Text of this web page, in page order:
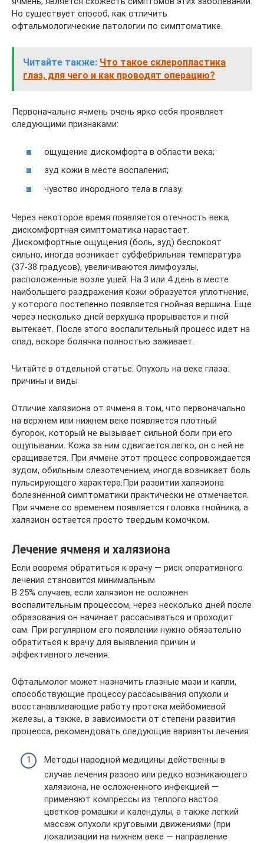
Но существует способ, как отличить
офтальмологические патологии по симптоматике.
Читайте также: Что такое склеропластика
глаз, для чего и как проводят операцию?
Первоначально ячмень очень ярко себя проявляет
следующими признаками:
ощущение дискомфорта в области века;
зуд кожи в месте воспаления;
чувство инородного тела в глазу.
Через некоторое время появляется отечность века,
дискомфортная симптоматика нарастает.
Дискомфортные ощущения (боль, зуд) беспокоят
сильно, иногда возникает субфебрильная температура
(37-38 градусов), увеличиваются лимфоузлы,
расположенные возле ушей. На 3 или 4 день в месте
наибольшего раздражения кожи образуется уплотнение,
у которого постепенно появляется гнойная вершина. Еще
через несколько дней верхушка прорывается и гной
вытекает. После этого воспалительный процесс идет на
спад, вскоре болячка полностью заживает.
Читайте в отдельной статье: Опухоль на веке глаза:
причины и виды
Отличие халязиона от ячменя в том, что первоначально
на верхнем или нижнем веке появляется плотный
бугорок, который не вызывает сильной боли при его
ощупывании. Кожа за ним сдвигается легко, он с ней не
сращивается. При ячмене этот процесс сопровождается
зудом, обильным слезотечением, иногда возникает боль
пульсирующего характера.При развитии халязиона
болезненной симптоматики практически не отмечается.
При ячмене со временем появляется головка гнойника, а
халязион остается просто твердым комочком.
Лечение ячменя и халязиона
Если вовремя обратиться к врачу — риск оперативного
лечения становится минимальным
В 25% случаев, если халязион не осложнен
воспалительным процессом, через несколько дней после
образования он начинает рассасываться и проходит
сам. При регулярном его появлении нужно обязательно
обратиться к врачу для выявления причин и
эффективного лечения.
Офтальмолог может назначить глазные мази и капли,
способствующие процессу рассасывания опухоли и
восстанавливающие работу протока мейбомиевой
железы, а также, в зависимости от степени развития
процесса, рекомендовать следующие варианты лечения:
Методы народной медицины действенны в
случае лечения разово или редко возникающего
халязиона, не осложненного инфекцией —
применяют компрессы из теплого настоя
цветков ромашки и календулы, а также легкий
массаж опухоли круговыми движениями (при
локализации на нижнем веке — направление